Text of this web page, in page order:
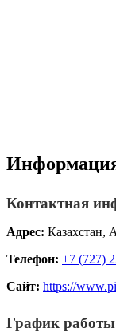
Контактная
Адрес: Казахстан,
Телефон: +7 (727)
Сайт: https://
График работы